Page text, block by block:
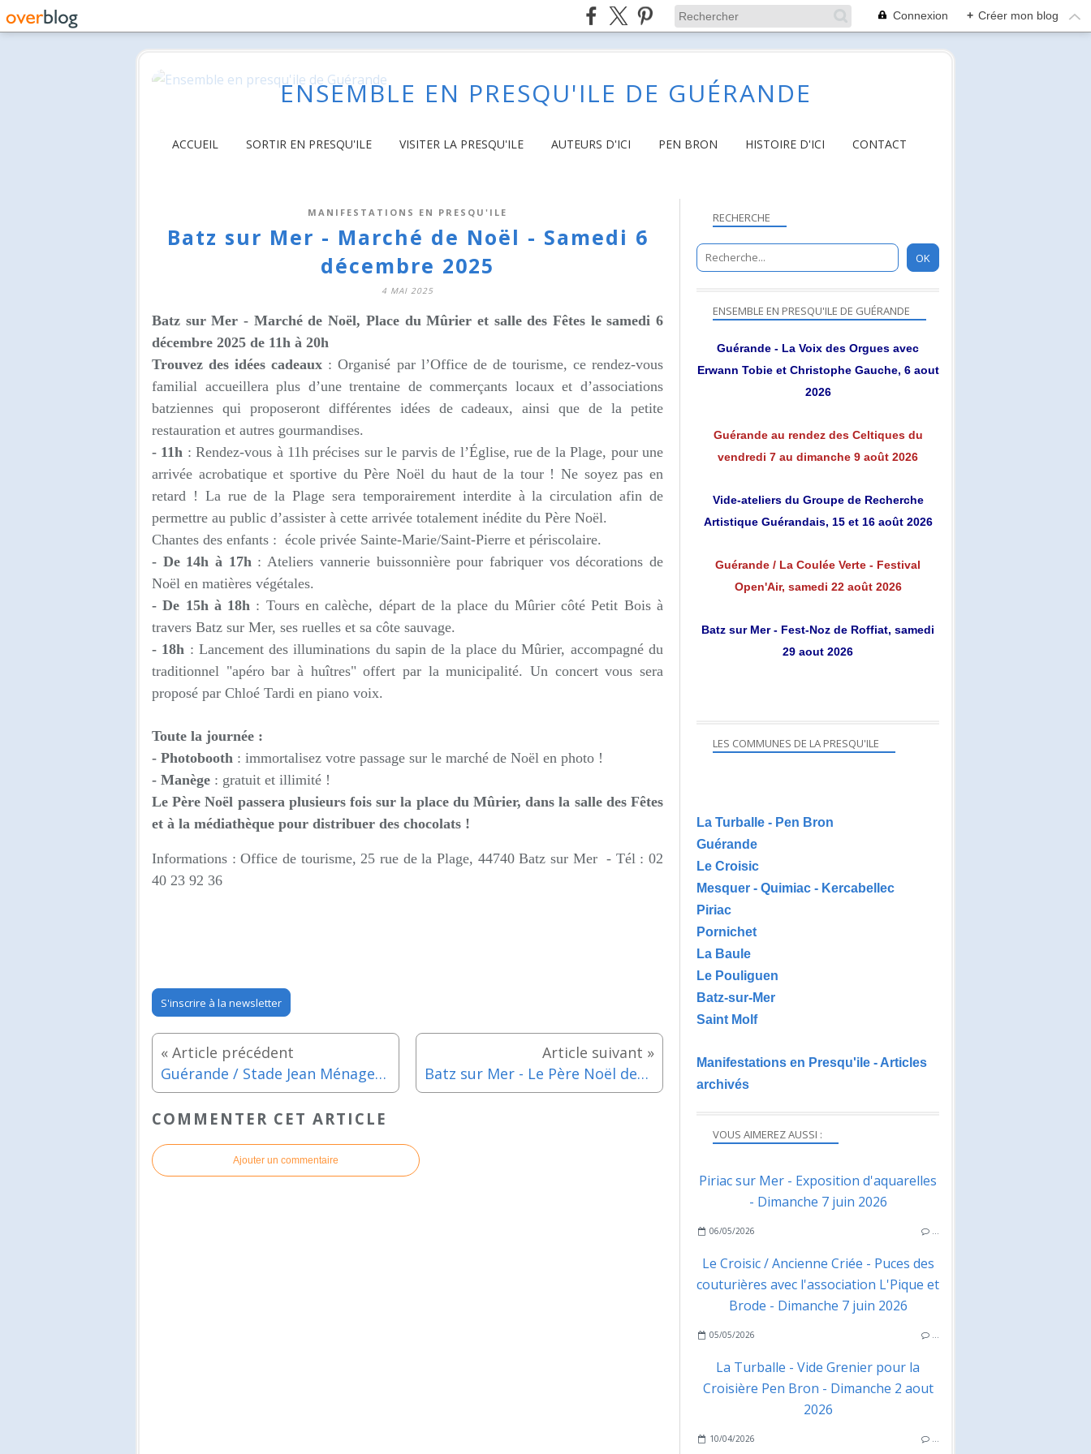
Connexion + Créer mon blog
ENSEMBLE EN PRESQU'ILE DE GUÉRANDE
ACCUEIL SORTIR EN PRESQU'ILE VISITER LA PRESQU'ILE AUTEURS D'ICI PEN BRON HISTOIRE D'ICI CONTACT
MANIFESTATIONS EN PRESQU'ILE
Batz sur Mer - Marché de Noël - Samedi 6
décembre 2025
4 MAI 2025
Batz sur Mer - Marché de Noël, Place du Mûrier et salle des Fêtes le samedi 6
décembre 2025 de 11h à 20h
Trouvez des idées cadeaux :Organisé par l’Office de de tourisme, ce rendez-vous
familial accueillera plus d’une trentaine de commerçants locaux et d’associations
batziennes qui proposeront différentes idées de cadeaux, ainsi que de la petite
restauration et autres gourmandises.
- 11h :Rendez-vous à 11h précises sur le parvis de l’Église, rue de la Plage, pour une
arrivée acrobatique et sportive du Père Noël du haut de la tour ! Ne soyez pas en
retard ! La rue de la Plage sera temporairement interdite à la circulation afin de
permettre au public d’assister à cette arrivée totalement inédite du Père Noël.
Chantes des enfants : école privée Sainte-Marie/Saint-Pierre et périscolaire.
- De 14h à 17h: Ateliers vannerie buissonnière pour fabriquer vos décorations de
Noël en matières végétales.
- De 15h à 18h : Tours en calèche, départ de la place du Mûrier côté Petit Bois à
travers Batz sur Mer, ses ruelles et sa côte sauvage.
- 18h : Lancement des illuminations du sapin de la place du Mûrier, accompagné du
traditionnel "apéro bar à huîtres" offert par la municipalité. Un concert vous sera
proposé par Chloé Tardi en piano voix.
Toute la journée :
- Photobooth : immortalisez votre passage sur le marché de Noël en photo !
- Manège : gratuit et illimité !
Le Père Noël passera plusieurs fois sur la place du Mûrier, dans la salle des Fêtes
et à la médiathèque pour distribuer des chocolats !
Informations : Office de tourisme, 25 rue de la Plage, 44740 Batz sur Mer - Tél :02
40 23 92 36
S'inscrire à la newsletter
Guérande / Stade Jean Ménager - Fête de la Saint-Nicolas - Samedi 6 décembre 2025 Batz sur Mer - Le Père Noël descend de la tour Saint-Guénolé - Samedi 6 décembre 2025
COMMENTER CET ARTICLE
Ajouter un commentaire
RECHERCHE
VOUS AIMEREZ AUSSI :
Piriac sur Mer - Exposition d'aquarelles
- Dimanche 7 juin 2026
06/05/2026 …
Le Croisic / Ancienne Criée - Puces des
couturières avec l'association L'Pique et
Brode - Dimanche 7 juin 2026
05/05/2026 …
La Turballe - Vide Grenier pour la
Croisière Pen Bron - Dimanche 2 aout
2026
10/04/2026 …
ENSEMBLE EN PRESQU'ILE DE GUÉRANDE
Guérande - La Voix des Orgues avec
Erwann Tobie et Christophe Gauche, 6 aout
2026
Guérande au rendez des Celtiques du
vendredi 7 au dimanche 9 août 2026
Vide-ateliers du Groupe de Recherche
Artistique Guérandais, 15 et 16 août 2026
Guérande / La Coulée Verte - Festival
Open'Air, samedi 22 août 2026
Batz sur Mer - Fest-Noz de Roffiat, samedi
29 aout 2026
LES COMMUNES DE LA PRESQU'ILE
La Turballe - Pen Bron
Guérande
Le Croisic
Mesquer - Quimiac - Kercabellec
Piriac
Pornichet
La Baule
Le Pouliguen
Batz-sur-Mer
Saint Molf
Manifestations en Presqu'ile - Articles
archivés